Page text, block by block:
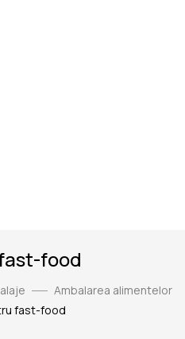
food
Ambalarea alimentelor
fast-food